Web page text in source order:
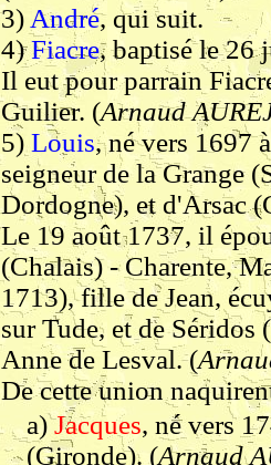
3) André, qui suit.
4)Fiacre, baptisé le 26
Il eut pour parrain
Guilier. (Arnaud
5) Louis, né vers 1697
seigneur de la Grange
Dordogne), et d'Arsac
Le 19 août 1737, il
(Chalais) - Charente,
1713), fille de Jean,
sur Tude, et de Séridos
Anne de Lesval. (
De cette union
a)Jacques, né vers
(Gironde). (Arnaud